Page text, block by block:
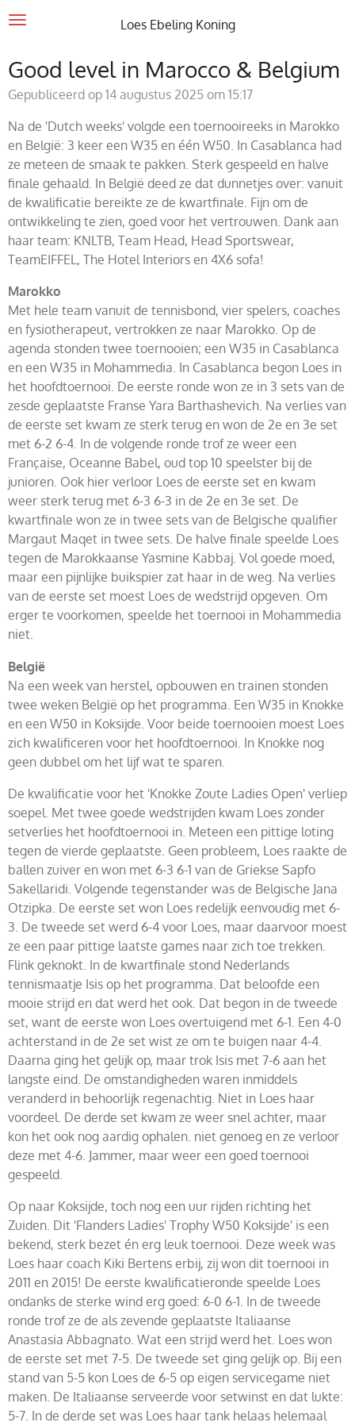
Ga
de
hoofdinhoud
Loes Ebeling Koning
Good level in Marocco & Belgium
Gepubliceerd op 14 augustus 2025 om 15:17
Na de 'Dutch weeks' volgde een toernooireeks in Marokko
en België: 3 keer een W35 en één W50. In Casablanca had
ze meteen de smaak te pakken. Sterk gespeeld en halve
finale gehaald. In België deed ze dat dunnetjes over: vanuit
de kwalificatie bereikte ze de kwartfinale. Fijn om de
ontwikkeling te zien, goed voor het vertrouwen. Dank aan
haar team: KNLTB, Team Head, Head Sportswear,
TeamEIFFEL, The Hotel Interiors en 4X6 sofa!
Marokko
Met hele team vanuit de tennisbond, vier spelers, coaches
en fysiotherapeut, vertrokken ze naar Marokko. Op de
agenda stonden twee toernooien; een W35 in Casablanca
en een W35 in Mohammedia. In Casablanca begon Loes in
het hoofdtoernooi. De eerste ronde won ze in 3 sets van de
zesde geplaatste Franse Yara Barthashevich. Na verlies van
de eerste set kwam ze sterk terug en won de 2e en 3e set
met 6-2 6-4. In de volgende ronde trof ze weer een
Française, Oceanne Babel, oud top 10 speelster bij de
junioren. Ook hier verloor Loes de eerste set en kwam
weer sterk terug met 6-3 6-3 in de 2e en 3e set. De
kwartfinale won ze in twee sets van de Belgische qualifier
Margaut Maqet in twee sets. De halve finale speelde Loes
tegen de Marokkaanse Yasmine Kabbaj. Vol goede moed,
maar een pijnlijke buikspier zat haar in de weg. Na verlies
van de eerste set moest Loes de wedstrijd opgeven. Om
erger te voorkomen, speelde het toernooi in Mohammedia
niet.
België
Na een week van herstel, opbouwen en trainen stonden
twee weken België op het programma. Een W35 in Knokke
en een W50 in Koksijde. Voor beide toernooien moest Loes
zich kwalificeren voor het hoofdtoernooi. In Knokke nog
geen dubbel om het lijf wat te sparen.
De kwalificatie voor het 'Knokke Zoute Ladies Open' verliep
soepel. Met twee goede wedstrijden kwam Loes zonder
setverlies het hoofdtoernooi in. Meteen een pittige loting
tegen de vierde geplaatste. Geen probleem, Loes raakte de
ballen zuiver en won met 6-3 6-1 van de Griekse Sapfo
Sakellaridi. Volgende tegenstander was de Belgische Jana
Otzipka. De eerste set won Loes redelijk eenvoudig met 6-
3. De tweede set werd 6-4 voor Loes, maar daarvoor moest
ze een paar pittige laatste games naar zich toe trekken.
Flink geknokt. In de kwartfinale stond Nederlands
tennismaatje Isis op het programma. Dat beloofde een
mooie strijd en dat werd het ook. Dat begon in de tweede
set, want de eerste won Loes overtuigend met 6-1. Een 4-0
achterstand in de 2e set wist ze om te buigen naar 4-4.
Daarna ging het gelijk op, maar trok Isis met 7-6 aan het
langste eind. De omstandigheden waren inmiddels
veranderd in behoorlijk regenachtig. Niet in Loes haar
voordeel. De derde set kwam ze weer snel achter, maar
kon het ook nog aardig ophalen. niet genoeg en ze verloor
deze met 4-6. Jammer, maar weer een goed toernooi
gespeeld.
Op naar Koksijde, toch nog een uur rijden richting het
Zuiden. Dit 'Flanders Ladies' Trophy W50 Koksijde' is een
bekend, sterk bezet én erg leuk toernooi. Deze week was
Loes haar coach Kiki Bertens erbij, zij won dit toernooi in
2011 en 2015! De eerste kwalificatieronde speelde Loes
ondanks de sterke wind erg goed: 6-0 6-1. In de tweede
ronde trof ze de als zevende geplaatste Italiaanse
Anastasia Abbagnato. Wat een strijd werd het. Loes won
de eerste set met 7-5. De tweede set ging gelijk op. Bij een
stand van 5-5 kon Loes de 6-5 op eigen servicegame niet
maken. De Italiaanse serveerde voor setwinst en dat lukte:
5-7. In de derde set was Loes haar tank helaas helemaal